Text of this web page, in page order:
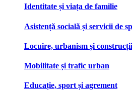
Identitate și viața de familie
Asistență socială și servicii de
Locuire, urbanism și construcții
Mobilitate și trafic urban
Educație, sport și agrement